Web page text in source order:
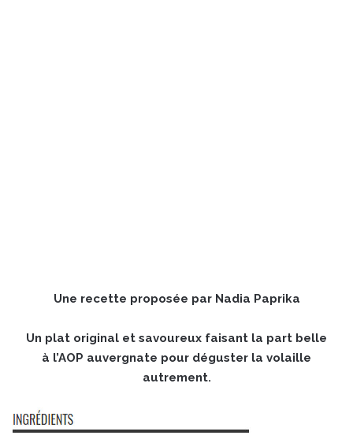
Une recette proposée par Nadia Paprika
Un plat original et savoureux faisant la part belle
à l’AOP auvergnate pour déguster la volaille
autrement.